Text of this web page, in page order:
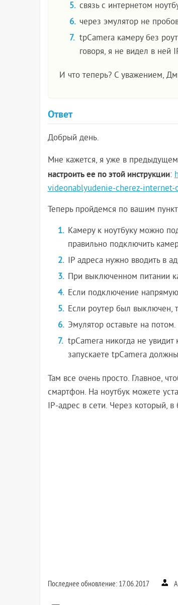
связь с интернетом
через эмулятор не
tpCamera камеру без
говоря, я не видел в ней
И что теперь? С уважением,
Ответ
Добрый день.
Мне кажется, я уже в
настроить ее по этой инструкции:
videonablyudenie-cherez-internet-
Теперь пройдемся по вашим
Камеру к ноутбуку можно
правильно подключить
IP адреса нужно вводить в
При выключенном питании
Если подключение
Если роутер был выключен,
Эмулятор оставьте на потом.
tpCamera никогда не
запускаете tpCamera
Там все очень просто. Главное,
смартфон. На ноутбук можете
IP-адрес в сети. Через который,
Последнее обновление: 17.06.2017